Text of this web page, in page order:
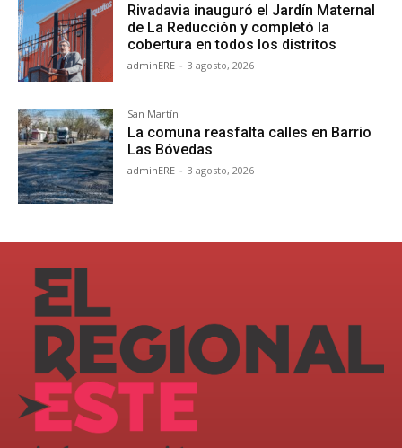
Rivadavia inauguró el Jardín Maternal
de La Reducción y completó la
cobertura en todos los distritos
adminERE - 3 agosto, 2026
San Martín
La comuna reasfalta calles en Barrio
Las Bóvedas
adminERE - 3 agosto, 2026